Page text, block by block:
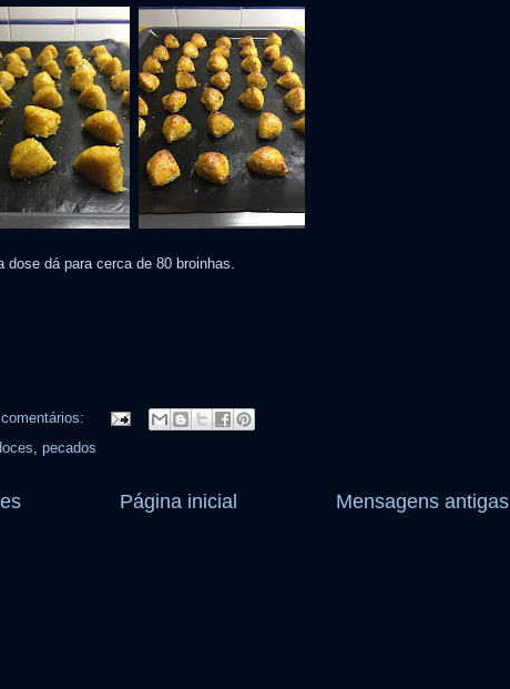
dose dá para cerca de 80 broinhas.
, pecados
Mensagens antigas
Página inicial